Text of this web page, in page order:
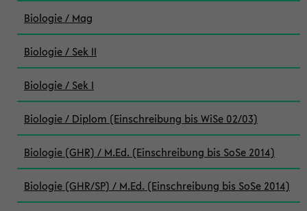
Biologie / Mag
Biologie / Sek II
Biologie / Sek I
Biologie / Diplom (Einschreibung bis WiSe 02/03)
Biologie (GHR) / M.Ed. (Einschreibung bis SoSe 2014)
Biologie (GHR/SP) / M.Ed. (Einschreibung bis SoSe 2014)